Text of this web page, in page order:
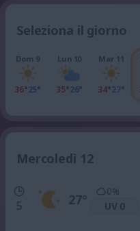
Seleziona il giorno
Dom 9
36°25°
Lun 10
35°26°
Mar 11
34°27°
Mercoledì 12
5 27°
0%
UV 0